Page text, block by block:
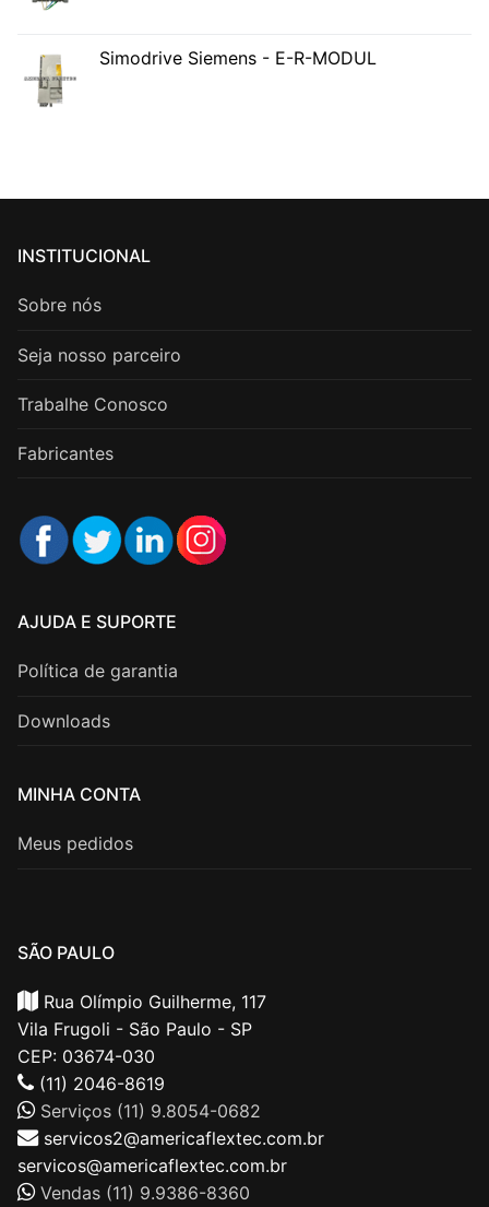
Simodrive Siemens - E-R-MODUL
INSTITUCIONAL
Sobre nós
Seja nosso parceiro
Trabalhe Conosco
Fabricantes
AJUDA E SUPORTE
Política de garantia
Downloads
MINHA CONTA
Meus pedidos
SÃO PAULO
Rua Olímpio Guilherme, 117
Vila Frugoli - São Paulo - SP
CEP: 03674-030
(11) 2046-8619
Serviços (11) 9.8054-0682
servicos2@americaflextec.com.br
servicos@americaflextec.com.br
Vendas (11) 9.9386-8360